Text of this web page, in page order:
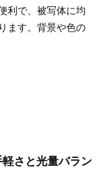
利で、被写体に均
ます。背景や色の
さと光量バラン